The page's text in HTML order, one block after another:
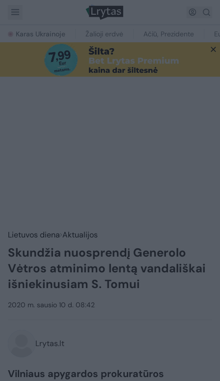
Karas Ukrainoje Žalioji erdvė Ačiū, Prezidente
Lietuvos diena Aktualijos
Skundžia nuosprendį Generolo
Vėtros atminimo lentą vandališkai
išniekinusiam S. Tomui
2020 m. sausio 10 d. 08:42
Lrytas.lt
Vilniaus apygardos prokuratūros